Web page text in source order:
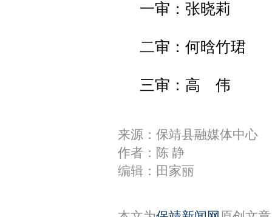
一审：张晓莉
二审：何晗竹珺
三审：高 伟
来源：保靖县融媒体中心
作者：陈 静
编辑：田家丽